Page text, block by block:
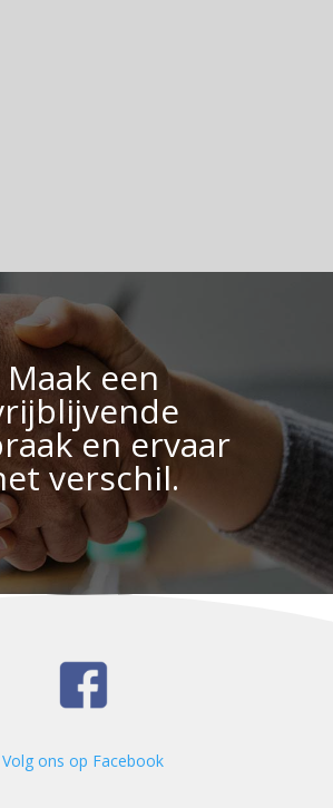
Maak een
en ervaar
verschil.
Volg ons op Facebook